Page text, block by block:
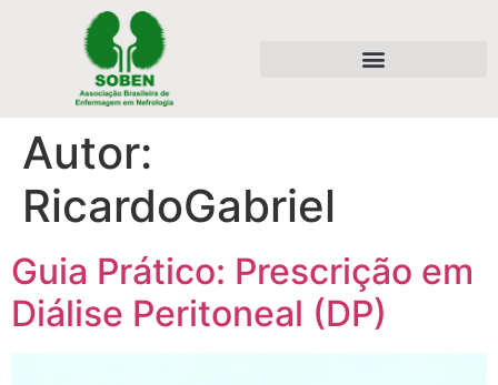
Autor:
RicardoGabriel
Guia Prático: Prescrição em
Diálise Peritoneal (DP)